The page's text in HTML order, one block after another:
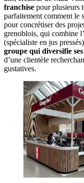
franchise pour plusieurs
parfaitement comment le
pour concrétiser des
grenoblois, qui combine
(spécialiste en jus
groupe qui diversifie
d’une clientèle
gustatives.